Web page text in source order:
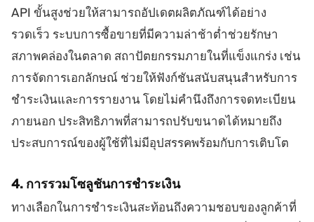
API ขั้นสูงช่วยให้สามารถอัปเดตผลิตภัณฑ์ได้อย่าง
รวดเร็ว ระบบการซื้อขายที่มีความล่าช้าต่ำช่วยรักษา
สภาพคล่องในตลาด สถาปัตยกรรมภายในที่แข็งแกร่ง เช่น
การจัดการเอกลักษณ์ ช่วยให้ฟังก์ชันสนับสนุนสำหรับการ
ชำระเงินและการรายงาน โดยไม่คำนึงถึงการจดทะเบียน
ภายนอก ประสิทธิภาพที่สามารถปรับขนาดได้หมายถึง
ประสบการณ์ของผู้ใช้ที่ไม่มีอุปสรรคพร้อมกับการเติบโต
4. การรวมโซลูชันการชำระเงิน
ทางเลือกในการชำระเงินสะท้อนถึงความชอบของลูกค้าที่